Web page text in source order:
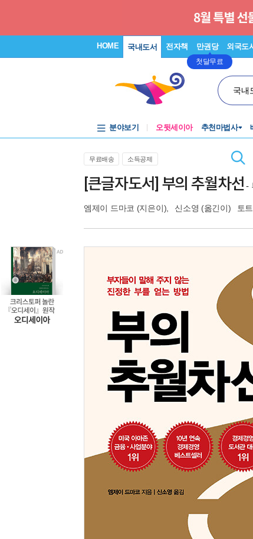
HOME 국내도서 전자책 만권당
첫달무료
외국도
국내
분야보기 오뒷세이아 추천마법사
무료배송 소득공제
[큰글자도서] 부의 추월차선 -
엠제이 드마코 (지은이), 신소영 (옮긴이) 토트